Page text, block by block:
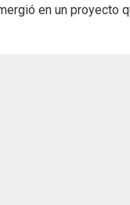
en un proyecto